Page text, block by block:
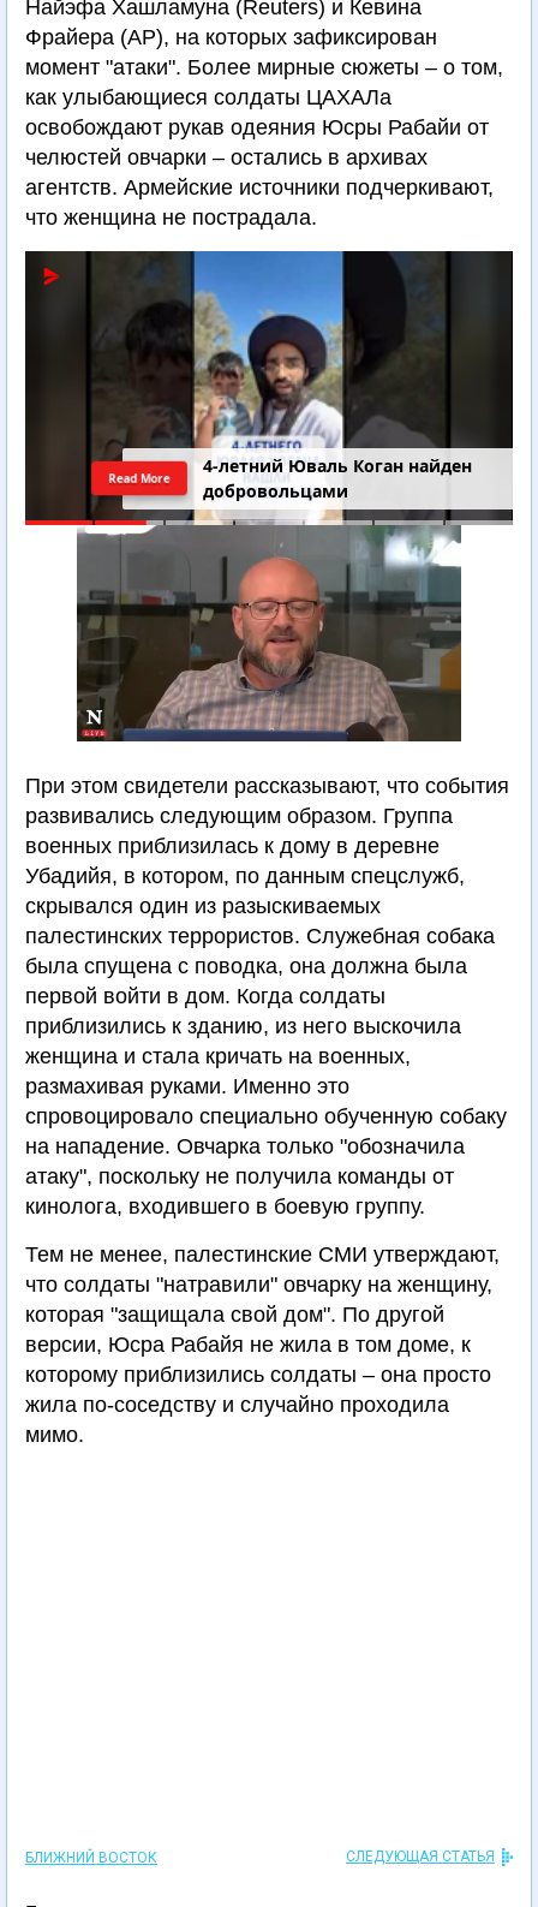
Найэфа Хашламуна (Reuters) и Кевина
Фрайера (AP), на которых зафиксирован
момент "атаки". Более мирные сюжеты – о том,
как улыбающиеся солдаты ЦАХАЛа
освобождают рукав одеяния Юсры Рабайи от
челюстей овчарки – остались в архивах
агентств. Армейские источники подчеркивают,
что женщина не пострадала.
4-летний Юваль Коган найден
добровольцами
Read More
При этом свидетели рассказывают, что события
развивались следующим образом. Группа
военных приблизилась к дому в деревне
Убадийя, в котором, по данным спецслужб,
скрывался один из разыскиваемых
палестинских террористов. Служебная собака
была спущена с поводка, она должна была
первой войти в дом. Когда солдаты
приблизились к зданию, из него выскочила
женщина и стала кричать на военных,
размахивая руками. Именно это
спровоцировало специально обученную собаку
на нападение. Овчарка только "обозначила
атаку", поскольку не получила команды от
кинолога, входившего в боевую группу.
Тем не менее, палестинские СМИ утверждают,
что солдаты "натравили" овчарку на женщину,
которая "защищала свой дом". По другой
версии, Юсра Рабайя не жила в том доме, к
которому приблизились солдаты – она просто
жила по-соседству и случайно проходила
мимо.
БЛИЖНИЙ ВОСТОК СЛЕДУЮЩАЯ СТАТЬЯ